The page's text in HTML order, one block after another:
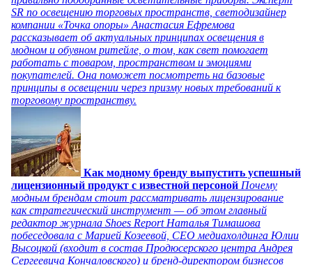
SR по освещению торговых пространств, светодизайнер
компании «Точка опоры» Анастасия Ефремова
рассказывает об актуальных принципах освещения в
модном и обувном ритейле, о том, как свет помогает
работать с товаром, пространством и эмоциями
покупателей. Она поможет посмотреть на базовые
принципы в освещении через призму новых требований к
торговому пространству.
Как модному бренду выпустить успешный
лицензионный продукт с известной персоной Почему
модным брендам стоит рассматривать лицензирование
как стратегический инструмент — об этом главный
редактор журнала Shoes Report Наталья Тимашова
побеседовала с Марией Козеевой, СЕО медиахолдинга Юлии
Высоцкой (входит в состав Продюсерского центра Андрея
Сергеевича Кончаловского) и бренд-директором бизнесов